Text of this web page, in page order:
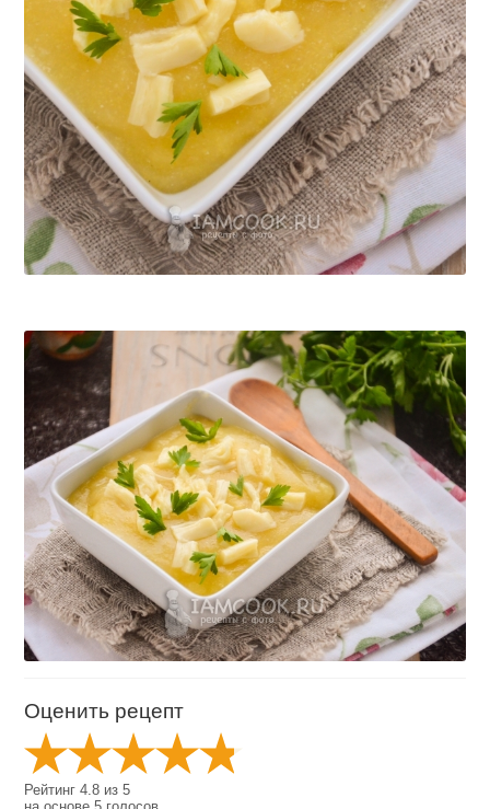
Оценить рецепт
Рейтинг4.8 из5